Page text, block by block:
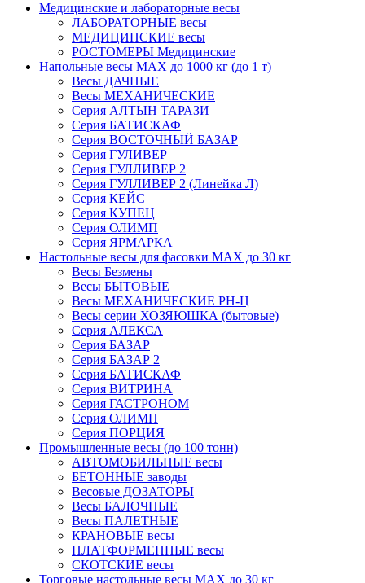
Медицинские и лабораторные весы
ЛАБОРАТОРНЫЕ весы
МЕДИЦИНСКИЕ весы
РОСТОМЕРЫ Медицинские
Напольные весы MAX до 1000 кг (до 1 т)
Весы ДАЧНЫЕ
Весы МЕХАНИЧЕСКИЕ
Серия АЛТЫН ТАРАЗИ
Серия БАТИСКАФ
Серия ВОСТОЧНЫЙ БАЗАР
Серия ГУЛИВЕР
Серия ГУЛЛИВЕР 2
Серия ГУЛЛИВЕР 2 (Линейка Л)
Серия КЕЙС
Серия КУПЕЦ
Серия ОЛИМП
Серия ЯРМАРКА
Настольные весы для фасовки MAX до 30 кг
Весы Безмены
Весы БЫТОВЫЕ
Весы МЕХАНИЧЕСКИЕ РН-Ц
Весы серии ХОЗЯЮШКА (бытовые)
Серия АЛЕКСА
Серия БАЗАР
Серия БАЗАР 2
Серия БАТИСКАФ
Серия ВИТРИНА
Серия ГАСТРОНОМ
Серия ОЛИМП
Серия ПОРЦИЯ
Промышленные весы (до 100 тонн)
АВТОМОБИЛЬНЫЕ весы
БЕТОННЫЕ заводы
Весовые ДОЗАТОРЫ
Весы БАЛОЧНЫЕ
Весы ПАЛЕТНЫЕ
КРАНОВЫЕ весы
ПЛАТФОРМЕННЫЕ весы
СКОТСКИЕ весы
Торговые настольные весы MAX до 30 кг